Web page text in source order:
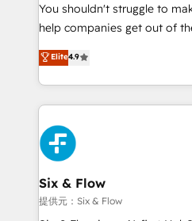
integration capabilities 💼 Consultative, long-term
partners who will embed
business, processes and systems 🏢 We
working with mid-market
organisations, global
complex use cases 🏆 CRM Implementation,
Platform Enablement,
Onboarding Accredited 🔐 ISO27001 & ISO9001
Certified
You shouldn't struggle to
help companies get out of
process-oriented teams
Marketing, Sales, Service,
so selling and actually
feels easy and pain-free. We are a top ranked
HubSpot Elite Partner,
and Customer First Awards,
Reviews and 4.9/5 rating in Clutch
helps the following industries:
improvement & construction,
commercialization, real
Elite4.9
Six & Flow
提供元：Six & Flow